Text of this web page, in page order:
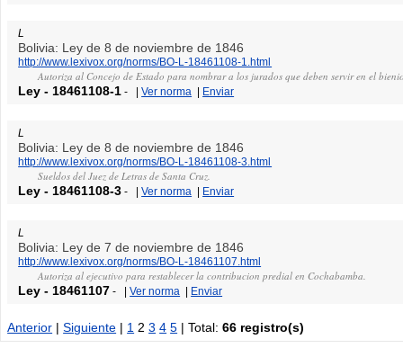
L
Bolivia: Ley de 8 de noviembre de 1846
http://www.lexivox.org/norms/BO-L-18461108-1.html
Autoriza al Concejo de Estado para nombrar a los jurados que deben servir en el
Ley - 18461108-1 - |Ver norma | Enviar
L
Bolivia: Ley de 8 de noviembre de 1846
http://www.lexivox.org/norms/BO-L-18461108-3.html
Sueldos del Juez de Letras de Santa Cruz.
Ley - 18461108-3 - |Ver norma | Enviar
L
Bolivia: Ley de 7 de noviembre de 1846
http://www.lexivox.org/norms/BO-L-18461107.html
Autoriza al ejecutivo para restablecer la contribucion predial en Cochabamba.
Ley - 18461107 - |Ver norma | Enviar
Anterior |Siguiente | 1 23 4 5 | Total:66 registro(s)